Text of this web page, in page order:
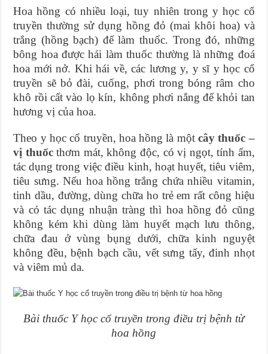
Hoa hồng có nhiều loại, tuy nhiên trong y học cổ
truyền thường sử dụng hồng đỏ (mai khôi hoa) và
trắng (hồng bạch) để làm thuốc. Trong đó, những
bông hoa được hái làm thuốc thường là những đoá
hoa mới nở. Khi hái về, các lương y, y sĩ y học cổ
truyền sẽ bỏ đài, cuống, phơi trong bóng râm cho
khô rồi cất vào lọ kín, không phơi nắng để khỏi tan
hương vị của hoa.
Theo y học cổ truyền, hoa hồng là mộtcây thuốc –
vị thuốcthơm mát, không độc, có vị ngọt, tính ấm,
tác dụng trong việc điều kinh, hoạt huyết, tiêu viêm,
tiêu sưng. Nếu hoa hồng trắng chứa nhiều vitamin,
tinh dầu, đường, dùng chữa ho trẻ em rất công hiệu
và có tác dụng nhuận tràng thì hoa hồng đỏ cũng
không kém khi dùng làm huyết mạch lưu thông,
chữa đau ở vùng bụng dưới, chữa kinh nguyệt
không đều, bệnh bạch cầu, vết sưng tấy, đinh nhọt
và viêm mủ da.
Bài thuốc Y học cổ truyền trong điều trị bệnh từ
hoa hồng